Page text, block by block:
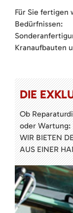
Für Sie fertigen
Bedürfnissen:
Kranaufbauten
DIE
Ob
oder Wartung:
WIR BIETEN
AUS EINER